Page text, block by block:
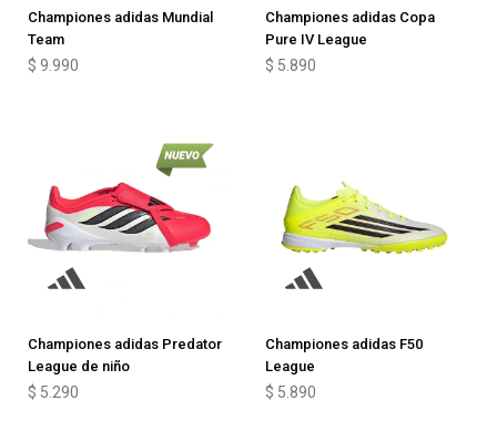
Championes adidas Mundial
Team
$ 9.990
Championes adidas Copa
Pure IV League
$ 5.890
Championes adidas Predator
League de niño
$ 5.290
Championes adidas F50
League
$ 5.890